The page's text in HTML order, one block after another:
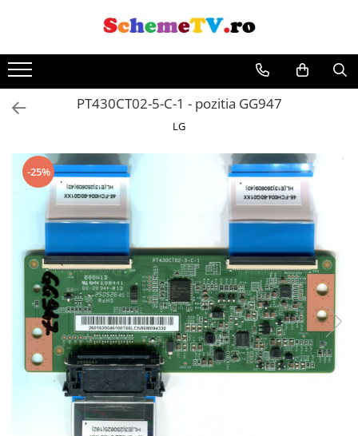
Toate Produsele
Placi de baza
Sursa alimentare
Module TCON
Driver LED
Diverse
PT430CT02-5-C-1 - pozitia GG947
LG
-25%